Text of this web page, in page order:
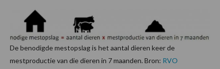
De benodigde mestopslag is het aantal dieren keer de
mestproductie van die dieren in 7 maanden. Bron: RVO